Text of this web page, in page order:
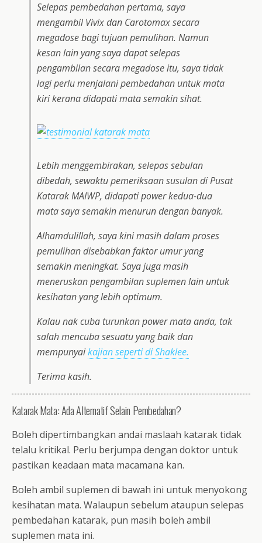
Selepas pembedahan pertama, saya
mengambil Vivix dan Carotomax secara
megadose bagi tujuan pemulihan. Namun
kesan lain yang saya dapat selepas
pengambilan secara megadose itu, saya tidak
lagi perlu menjalani pembedahan untuk mata
kiri kerana didapati mata semakin sihat.
Lebih menggembirakan, selepas sebulan
dibedah, sewaktu pemeriksaan susulan di Pusat
Katarak MAIWP, didapati power kedua-dua
mata saya semakin menurun dengan banyak.
Alhamdulillah, saya kini masih dalam proses
pemulihan disebabkan faktor umur yang
semakin meningkat. Saya juga masih
meneruskan pengambilan suplemen lain untuk
kesihatan yang lebih optimum.
Kalau nak cuba turunkan power mata anda, tak
salah mencuba sesuatu yang baik dan
mempunyaikajian seperti di Shaklee.
Terima kasih.
Katarak Mata: Ada Alternatif Selain Pembedahan?
Boleh dipertimbangkan andai maslaah katarak tidak
telalu kritikal. Perlu berjumpa dengan doktor untuk
pastikan keadaan mata macamana kan.
Boleh ambil suplemen di bawah ini untuk menyokong
kesihatan mata. Walaupun sebelum ataupun selepas
pembedahan katarak, pun masih boleh ambil
suplemen mata ini.